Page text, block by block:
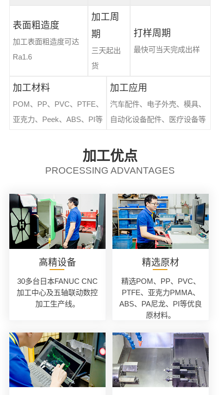
表面粗造度
加工表面粗造度可达
Ra1.6
加工周
期
三天起出
货
打样周期
最快可当天完成出样
加工材料
POM、PP、PVC、PTFE、
亚克力、Peek、ABS、PI等
加工应用
汽车配件、电子外壳、模具、
自动化设备配件、医疗设备等
加工优点
PROCESSING ADVANTAGES
高精设备
30多台日本FANUC CNC
加工中心及五轴联动数控
加工生产线。
精选原材
精选POM、PP、PVC、
PTFE、亚克力PMMA、
ABS、PA尼龙、PI等优良
原材料。